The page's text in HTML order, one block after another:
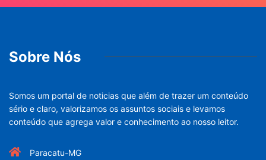
Sobre Nós
Somos um portal de noticias que além de trazer um conteúdo
sério e claro, valorizamos os assuntos sociais e levamos
conteúdo que agrega valor e conhecimento ao nosso leitor.
Paracatu-MG